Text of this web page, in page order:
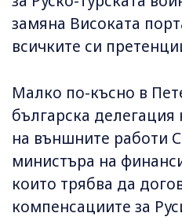
замяна Високата
всичките си
Малко по-късно в
българска
на външните работи
министъра на
които трябва да
компенсациите за